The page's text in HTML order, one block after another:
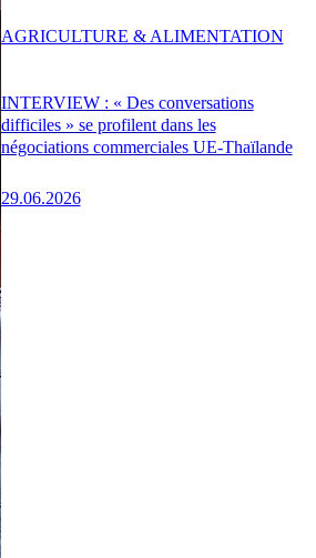
INTERVIEW : « Des conversations
difficiles » se profilent dans les
négociations commerciales UE-Thaïlande
29.06.2026
AGRICULTURE & ALIMENTATION